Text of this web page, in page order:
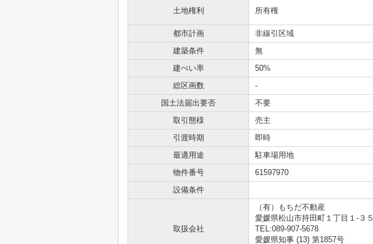
土地権利 所有権
都市計画
非線引区域
建築条件
無
建ぺい率
50%
総区画数
-
国土法届出要否
不要
取引態様
売主
引渡時期
即時
最適用途
駐車場用地
物件番号
61597970
設備条件
取扱会社
（有）もちだ不動産
愛媛県松山市持田町１丁目１-３５
TEL:089-907-5678
愛媛県知事 (13) 第1857号